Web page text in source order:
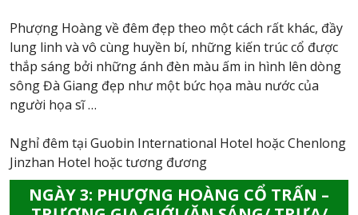
Phượng Hoàng về đêm đẹp theo một cách rất khác, đầy
lung linh và vô cùng huyền bí, những kiến trúc cổ được
thắp sáng bởi những ánh đèn màu ấm in hình lên dòng
sông Đà Giang đẹp như một bức họa màu nước của
người họa sĩ …
Nghỉ đêm tại Guobin International Hotel hoặc Chenlong
Jinzhan Hotel hoặc tương đương
NGÀY 3: PHƯỢNG HOÀNG CỔ TRẤN –